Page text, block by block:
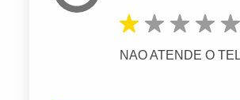
NAO ATENDE O